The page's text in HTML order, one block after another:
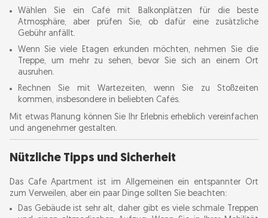
Wählen Sie ein Café mit Balkonplätzen für die beste
Atmosphäre, aber prüfen Sie, ob dafür eine zusätzliche
Gebühr anfällt.
Wenn Sie viele Etagen erkunden möchten, nehmen Sie die
Treppe, um mehr zu sehen, bevor Sie sich an einem Ort
ausruhen.
Rechnen Sie mit Wartezeiten, wenn Sie zu Stoßzeiten
kommen, insbesondere in beliebten Cafés.
Mit etwas Planung können Sie Ihr Erlebnis erheblich vereinfachen
und angenehmer gestalten.
Nützliche Tipps und Sicherheit
Das Cafe Apartment ist im Allgemeinen ein entspannter Ort
zum Verweilen, aber ein paar Dinge sollten Sie beachten:
Das Gebäude ist sehr alt, daher gibt es viele schmale Treppen